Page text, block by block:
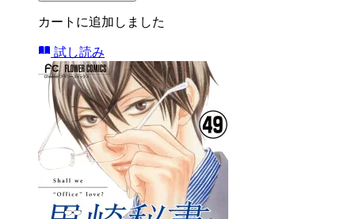
カートに追加しました
試し読み